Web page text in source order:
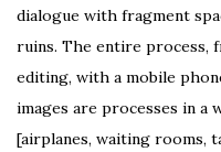
dialogue with fragment
ruins. The entire process,
editing, with a mobile
images are processes in a
[airplanes, waiting rooms,